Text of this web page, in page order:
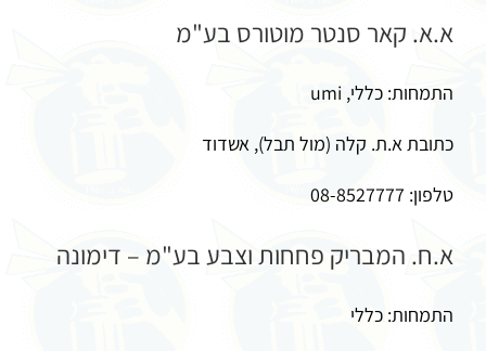
א.א. קאר סנטר מוטורס בע"מ
התמחות: כללי, umi
כתובת א.ת. קלה (מול תבל), אשדוד
טלפון: 08-8527777
א.ח. המבריק פחחות וצבע בע"מ – דימונה
התמחות: כללי